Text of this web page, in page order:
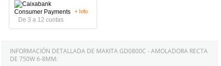
De 3 a 12 cuotas
+ Info
INFORMACIÓN DETALLADA DE MAKITA GD0800C - AMOLADORA RECTA
DE 750W 6-8MM: